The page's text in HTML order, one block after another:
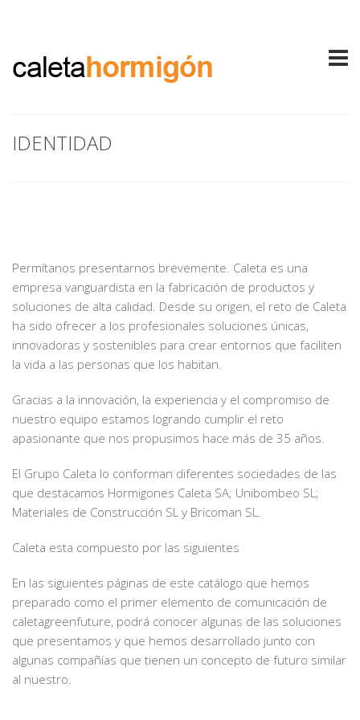
IDENTIDAD
Permítanos presentarnos brevemente. Caleta es una
empresa vanguardista en la fabricación de productos y
soluciones de alta calidad. Desde su origen, el reto de Caleta
ha sido ofrecer a los profesionales soluciones únicas,
innovadoras y sostenibles para crear entornos que faciliten
la vida a las personas que los habitan.
Gracias a la innovación, la experiencia y el compromiso de
nuestro equipo estamos logrando cumplir el reto
apasionante que nos propusimos hace más de 35 años.
El Grupo Caleta lo conforman diferentes sociedades de las
que destacamos Hormigones Caleta SA; Unibombeo SL;
Materiales de Construcción SL y Bricoman SL.
Caleta esta compuesto por las siguientes
En las siguientes páginas de este catálogo que hemos
preparado como el primer elemento de comunicación de
caletagreenfuture, podrá conocer algunas de las soluciones
que presentamos y que hemos desarrollado junto con
algunas compañías que tienen un concepto de futuro similar
al nuestro.